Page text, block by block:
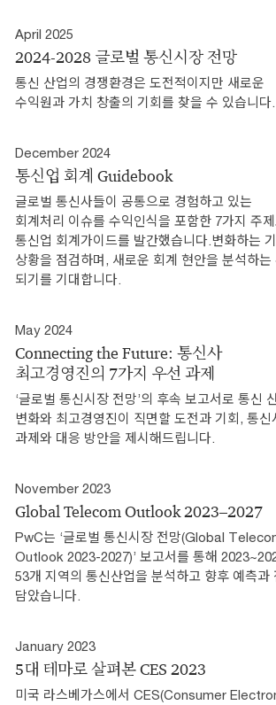
April 2025
2024-2028 글로벌 통신시장 전망
통신 산업의 경쟁환경은 도전적이지만 새로운
수익원과 가치 창출의 기회를 찾을 수 있습니다.
December 2024
통신업 회계 Guidebook
글로벌 통신사들이 공통으로 경험하고 있는
회계처리 이슈를 수익인식을 포함한 7가지 주
통신업 회계가이드를 발간했습니다.변화하는
상황을 점검하며, 새로운 회계 현안을 분석하
되기를 기대합니다.
May 2024
Connecting the Future: 통신사
최고경영진의 7가지 우선 과제
‘글로벌 통신시장 전망’의 후속 보고서로 통신
변화와 최고경영진이 직면할 도전과 기회, 통신
과제와 대응 방안을 제시해드립니다.
November 2023
Global Telecom Outlook 2023–2027
PwC는 ‘글로벌 통신시장 전망(Global
Outlook 2023-2027)’ 보고서를 통해
53개 지역의 통신산업을 분석하고 향후 예측과
담았습니다.
January 2023
5대 테마로 살펴본 CES 2023
미국 라스베가스에서 CES(Consumer